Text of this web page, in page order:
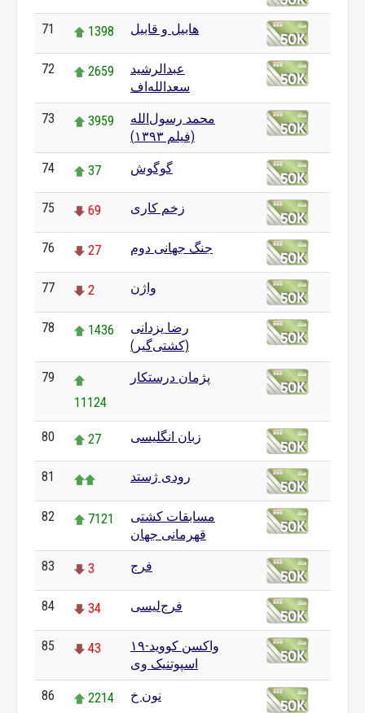
71 1398 هابیل و قابیل
72 2659
عبدالرشید
سعدالله‌اف
73 3959
محمد رسول‌الله
(فیلم ۱۳۹۳)
74 37 گوگوش
75 69 زخم کاری
76 27 جنگ جهانی دوم
77 2 واژن
78 1436
رضا یزدانی
(کشتی‌گیر)
79
11124
پژمان درستکار
80 27 زبان انگلیسی
81 رودی ژستد
82 7121
مسابقات کشتی
قهرمانی جهان
83 3 فرج
84 34 فرج‌لیسی
85 43
واکسن کووید-۱۹
اسپوتنیک وی
86 2214 نون خ